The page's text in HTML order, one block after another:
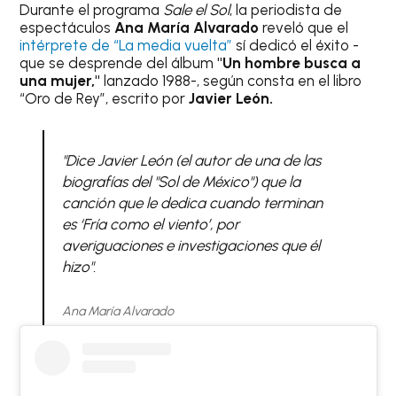
Durante el programa Sale el Sol, la periodista de
espectáculosAna María Alvarado reveló que el
intérprete de “La media vuelta” sí dedicó el éxito -
que se desprende del álbum"Un hombre busca a
una mujer," lanzado 1988-, según consta en el libro
“Oro de Rey”, escrito porJavier León.
"Dice Javier León (el autor de una de las
biografías del "Sol de México") que la
canción que le dedica cuando terminan
es ‘Fría como el viento’, por
averiguaciones e investigaciones que él
hizo".
Ana María Alvarado